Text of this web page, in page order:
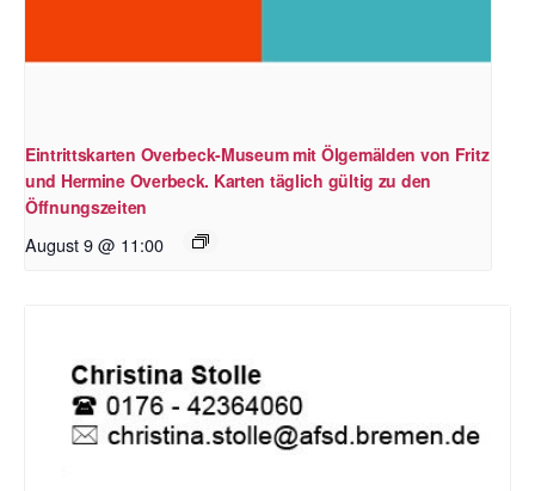
Eintrittskarten Overbeck-Museum mit Ölgemälden von Fritz
und Hermine Overbeck. Karten täglich gültig zu den
Öffnungszeiten
August 9 @ 11:00